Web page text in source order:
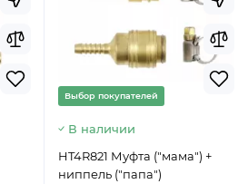
Выбор покупателей
В наличии
HT4R821 Муфта ("мама") +
ниппель ("папа")